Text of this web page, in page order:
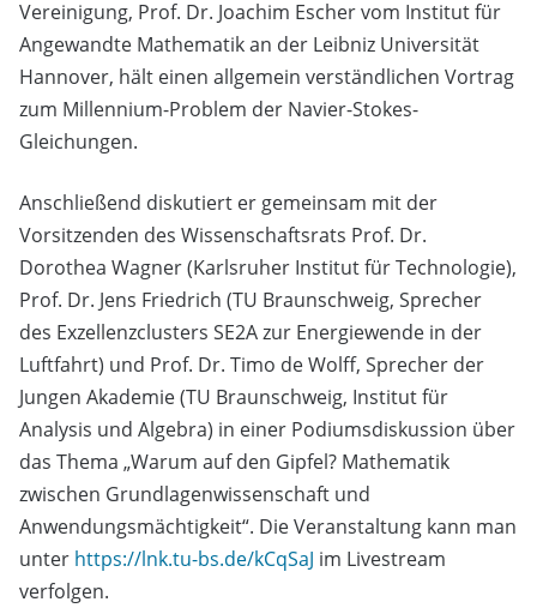
Vereinigung, Prof. Dr. Joachim Escher vom Institut für
Angewandte Mathematik an der Leibniz Universität
Hannover, hält einen allgemein verständlichen Vortrag
zum Millennium-Problem der Navier-Stokes-
Gleichungen.
Anschließend diskutiert er gemeinsam mit der
Vorsitzenden des Wissenschaftsrats Prof. Dr.
Dorothea Wagner (Karlsruher Institut für Technologie),
Prof. Dr. Jens Friedrich (TU Braunschweig, Sprecher
des Exzellenzclusters SE2A zur Energiewende in der
Luftfahrt) und Prof. Dr. Timo de Wolff, Sprecher der
Jungen Akademie (TU Braunschweig, Institut für
Analysis und Algebra) in einer Podiumsdiskussion über
das Thema „Warum auf den Gipfel? Mathematik
zwischen Grundlagenwissenschaft und
Anwendungsmächtigkeit“. Die Veranstaltung kann man
unter https://lnk.tu-bs.de/kCqSaJ im Livestream
verfolgen.